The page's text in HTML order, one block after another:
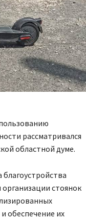
рассматривался
областной думе.
организации стоянок
обеспечение их